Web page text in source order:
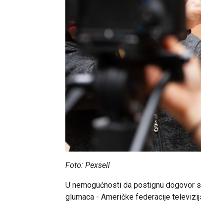
Foto: Pexsell
U nemogućnosti da postignu dogovor
glumaca - Američke federacije